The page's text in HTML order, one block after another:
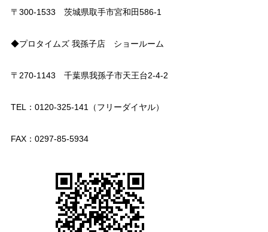
〒300-1533 茨城県取手市宮和田586-1
◆プロタイムズ 我孫子店 ショールーム
〒270-1143 千葉県我孫子市天王台2-4-2
TEL：0120-325-141（フリーダイヤル）
FAX：0297-85-5934